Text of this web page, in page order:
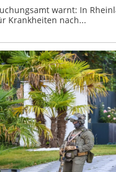
warnt: In
Krankheiten nach...